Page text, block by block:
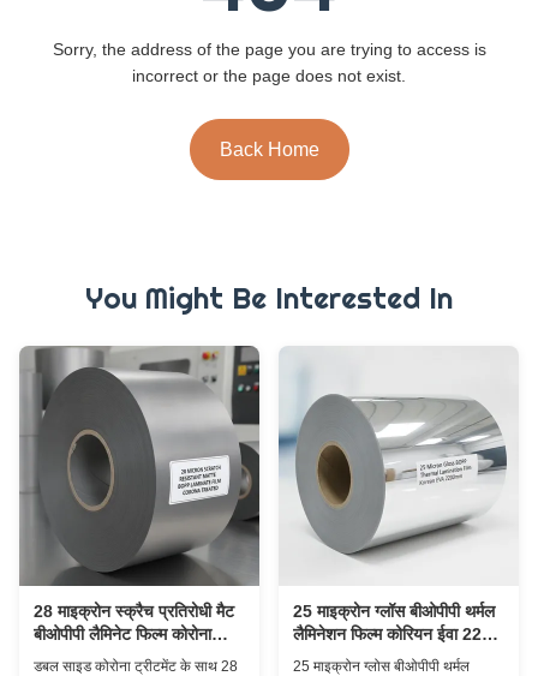
Sorry, the address of the page you are trying to access is
incorrect or the page does not exist.
Back Home
You Might Be Interested In
28 माइक्रोन स्क्रैच प्रतिरोधी मैट
बीओपीपी लैमिनेट फिल्म कोरोना
डबल साइड कोरोना ट्रीटमेंट के साथ 28
25 माइक्रोन ग्लॉस बीओपीपी थर्मल
लैमिनेशन फिल्म कोरियन ईवा 2200
मिमी
25 माइक्रोन ग्लोस बीओपीपी थर्मल